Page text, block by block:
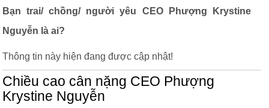
Bạn trai/ chồng/ người yêu CEO Phượng Krystine
Nguyễn là ai?
Thông tin này hiện đang được cập nhật!
Chiều cao cân nặng CEO Phượng
Krystine Nguyễn